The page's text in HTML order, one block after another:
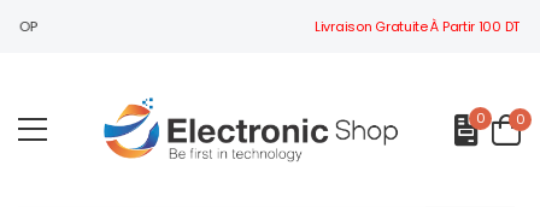
BIENVENUE À ELECTRONIC SHOPLivraison Gratuite À Partir 100 DT
0 0